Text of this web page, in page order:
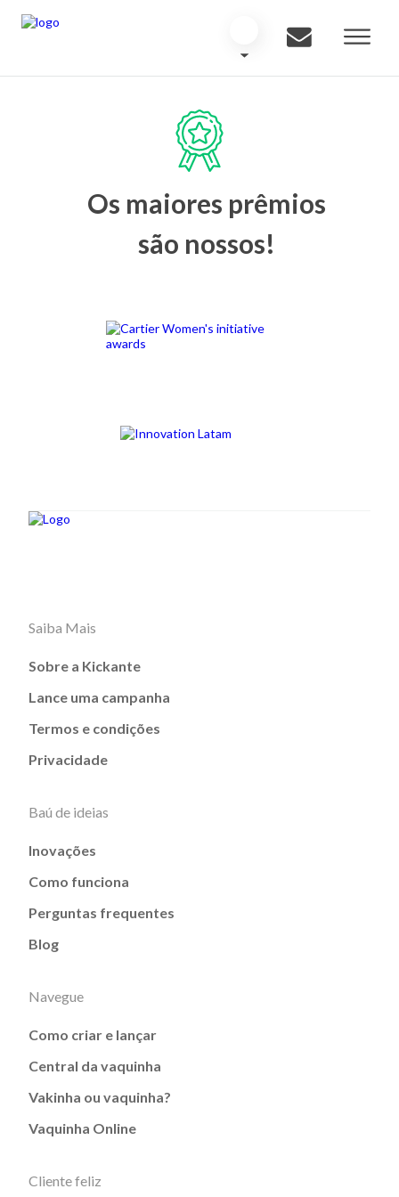
Os maiores prêmios
são nossos!
Saiba Mais
Sobre a Kickante
Lance uma campanha
Termos e condições
Privacidade
Baú de ideias
Inovações
Como funciona
Perguntas frequentes
Blog
Navegue
Como criar e lançar
Central da vaquinha
Vakinha ou vaquinha?
Vaquinha Online
Cliente feliz